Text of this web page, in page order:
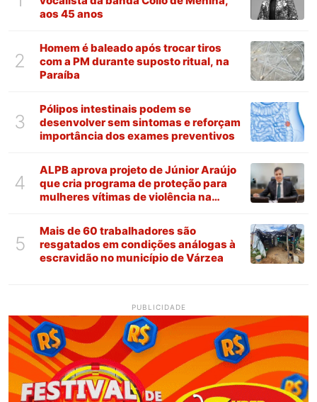
aos 45 anos
2
Homem é baleado após trocar tiros
com a PM durante suposto ritual, na
Paraíba
3
Pólipos intestinais podem se
desenvolver sem sintomas e reforçam
importância dos exames preventivos
4
ALPB aprova projeto de Júnior Araújo
que cria programa de proteção para
mulheres vítimas de violência na
5
Mais de 60 trabalhadores são
resgatados em condições análogas à
escravidão no município de Várzea
PUBLICIDADE